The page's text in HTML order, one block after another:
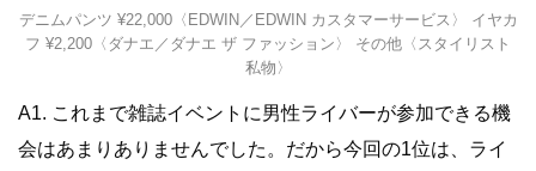
デニムパンツ ¥22,000〈EDWIN／EDWIN カスタマーサービス〉 イヤカ
フ ¥2,200〈ダナエ／ダナエ ザ ファッション〉 その他〈スタイリスト
私物〉
A1. これまで雑誌イベントに男性ライバーが参加できる機
会はあまりありませんでした。だから今回の1位は、ライ